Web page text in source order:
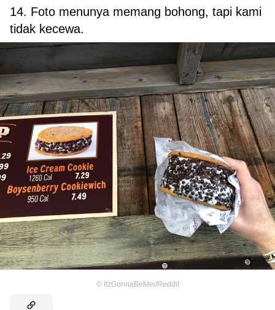
14. Foto menunya memang bohong, tapi kami
tidak kecewa.
© ItzGonnaBeMei/Reddit